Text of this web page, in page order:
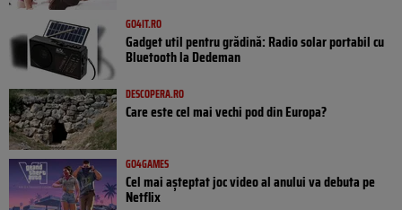
GO4IT.RO
Gadget util pentru grădină: Radio solar portabil cu
Bluetooth la Dedeman
DESCOPERA.RO
Care este cel mai vechi pod din Europa?
GO4GAMES
Cel mai așteptat joc video al anului va debuta pe
Netflix